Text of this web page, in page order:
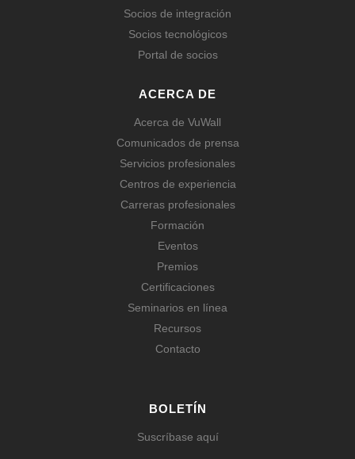
Socios de integración
Socios tecnológicos
Portal de socios
ACERCA DE
Acerca de VuWall
Comunicados de prensa
Servicios profesionales
Centros de experiencia
Carreras profesionales
Formación
Eventos
Premios
Certificaciones
Seminarios en línea
Recursos
Contacto
BOLETÍN
Suscríbase aquí